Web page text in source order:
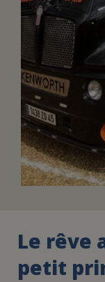
JE DEVIENS
BÉNÉVOLE
Le rêve
petit